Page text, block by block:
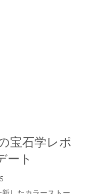
宝石学レポ
ート